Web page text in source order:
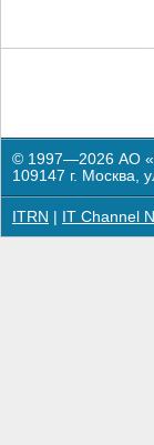
© 1997—2026 АО
109147 г. Москва,
ITRN IT Channel